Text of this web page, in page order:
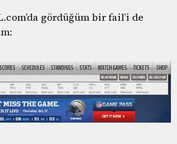
gördüğüm bir fail’i de